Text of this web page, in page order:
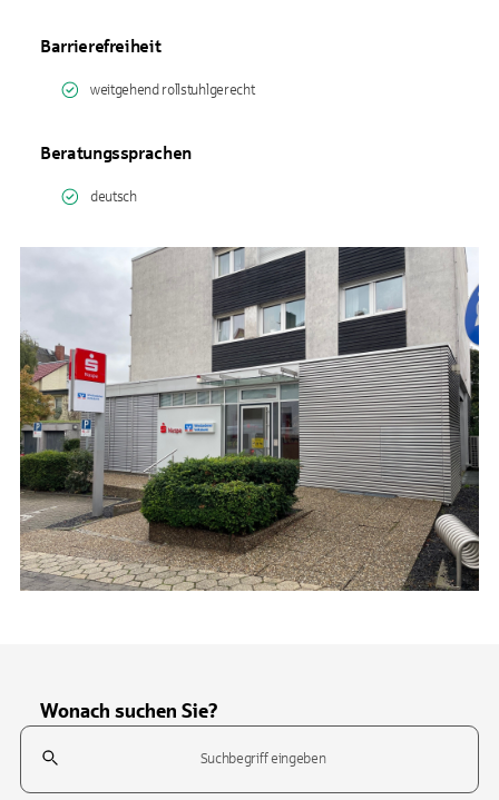
Barrierefreiheit
weitgehend rollstuhlgerecht
Beratungssprachen
deutsch
Wonach suchen Sie?
Suchfeld